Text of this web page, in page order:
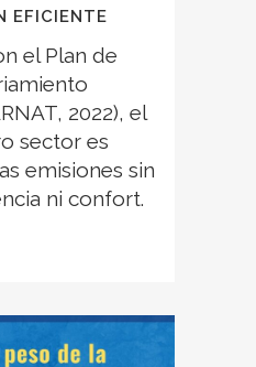
EFICIENTE
el Plan de
2022), el
sector es
emisiones sin
ni confort.